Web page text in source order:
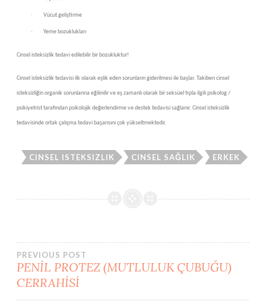
· Vücut geliştirme
· Yeme bozuklukları
Cinsel isteksizlik tedavi edilebilir bir bozukluktur!
Cinsel isteksizlik tedavisi ilk olarak eşlik eden sorunların giderilmesi ile başlar. Takiben cinsel
isteksizliğin organik sorunlarına eğilinilir ve eş zamanlı olarak bir seksüel tıpla ilgili psikolog /
psikiyetrist tarafından psikolojik değerlendirme ve destek tedavisi sağlanır. Cinsel isteksizlik
tedavisinde ortak çalışma tedavi başarısını çok yükseltmektedir.
CINSEL ISTEKSIZLIK CINSEL SAĞLIK ERKEK
Post
navigation
PREVIOUS POST
PENİL PROTEZ (MUTLULUK ÇUBUĞU)
CERRAHİSİ